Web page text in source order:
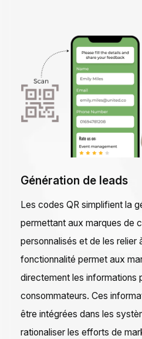
Génération de leads
Les codes QR simplifient la
permettant aux marques de
personnalisés et de les relier
fonctionnalité permet aux
directement les informations
consommateurs. Ces
être intégrées dans les
rationaliser les efforts de